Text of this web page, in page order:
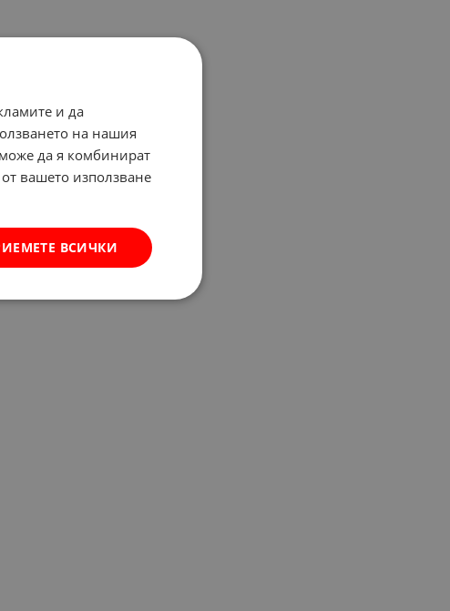
и да
на нашия
да я комбинират
вашето използване
ВСИЧКИ